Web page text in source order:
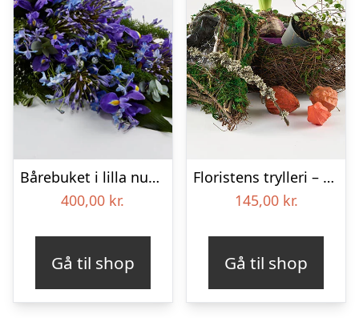
Bårebuket i lilla nuancer – Blomster til begravelse
400,00 kr.
Gå til shop
Floristens trylleri – gravpynt – Blomster til begravelse
145,00 kr.
Gå til shop